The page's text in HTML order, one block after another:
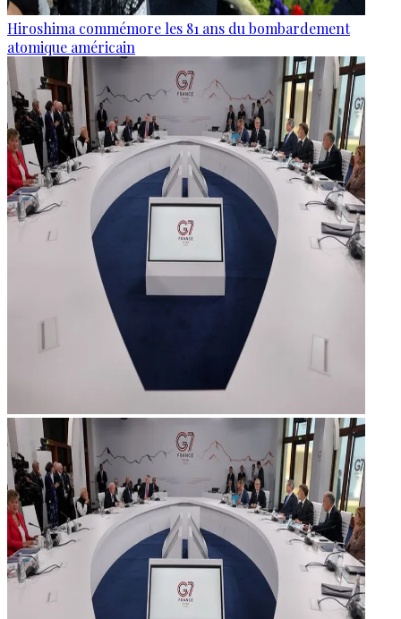
Hiroshima commémore les 81 ans du bombardement
atomique américain